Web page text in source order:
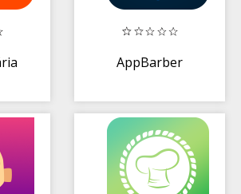
AppBarber